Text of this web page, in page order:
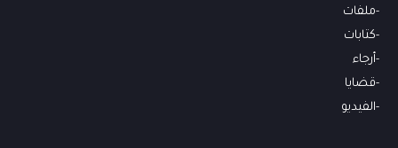
ملفات
كتابات
أرجاء
قضايا
الفيديو